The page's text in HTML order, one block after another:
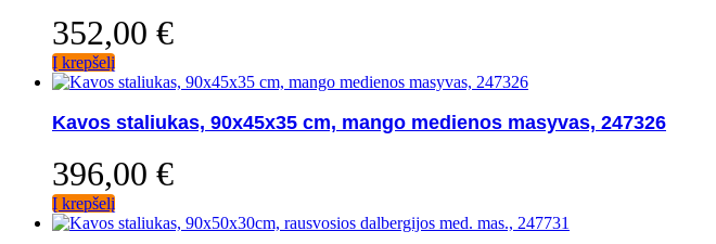
352,00 €
Į krepšelį
Kavos staliukas, 90x45x35 cm, mango medienos masyvas, 247326
396,00 €
Į krepšelį